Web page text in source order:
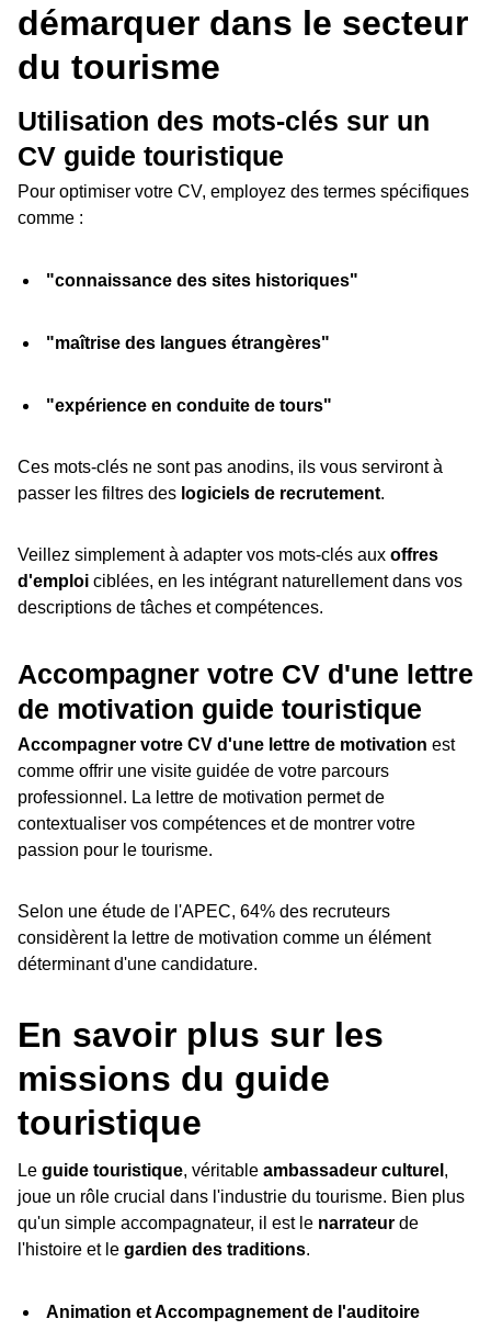
démarquer dans le secteur
du tourisme
Utilisation des mots-clés sur un
CV guide touristique
Pour optimiser votre CV, employez des termes spécifiques
comme :
"connaissance des sites historiques"
"maîtrise des langues étrangères"
"expérience en conduite de tours"
Ces mots-clés ne sont pas anodins, ils vous serviront à
passer les filtres des logiciels de recrutement.
Veillez simplement à adapter vos mots-clés aux offres
d'emploi ciblées, en les intégrant naturellement dans vos
descriptions de tâches et compétences.
Accompagner votre CV d'une lettre
de motivation guide touristique
Accompagner votre CV d'une lettre de motivation est
comme offrir une visite guidée de votre parcours
professionnel. La lettre de motivation permet de
contextualiser vos compétences et de montrer votre
passion pour le tourisme.
Selon une étude de l'APEC, 64% des recruteurs
considèrent la lettre de motivation comme un élément
déterminant d'une candidature.
En savoir plus sur les
missions du guide
touristique
Le guide touristique, véritable ambassadeur culturel ,
joue un rôle crucial dans l'industrie du tourisme. Bien plus
qu'un simple accompagnateur, il est le narrateur de
l'histoire et le gardien des traditions.
Animation et Accompagnement de l'auditoire